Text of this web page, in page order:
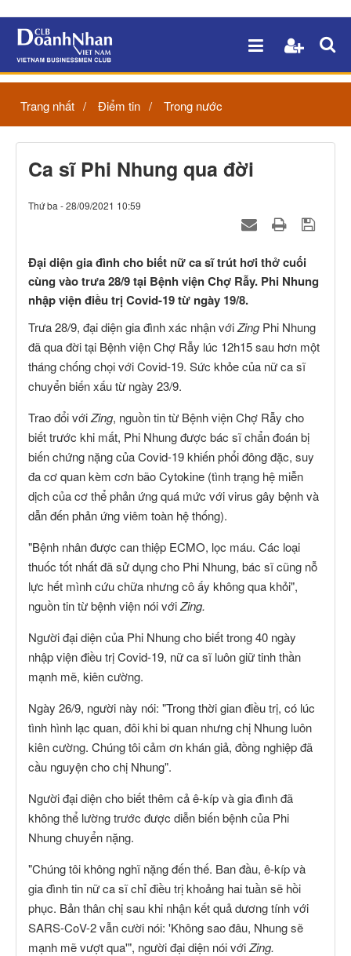
Trang nhất Điểm tin Trong nước
Ca sĩ Phi Nhung qua đời
Thứ ba - 28/09/2021 10:59
Đại diện gia đình cho biết nữ ca sĩ trút hơi thở cuối
cùng vào trưa 28/9 tại Bệnh viện Chợ Rẫy. Phi Nhung
nhập viện điều trị Covid-19 từ ngày 19/8.
Trưa 28/9, đại diện gia đình xác nhận vớiZingPhi Nhung
đã qua đời tại Bệnh viện Chợ Rẫy lúc 12h15 sau hơn một
tháng chống chọi với Covid-19. Sức khỏe của nữ ca sĩ
chuyển biến xấu từ ngày 23/9.
Trao đổi vớiZing, nguồn tin từ Bệnh viện Chợ Rẫy cho
biết trước khi mất, Phi Nhung được bác sĩ chẩn đoán bị
biến chứng nặng của Covid-19 khiến phổi đông đặc, suy
đa cơ quan kèm cơn bão Cytokine (tình trạng hệ miễn
dịch của cơ thể phản ứng quá mức với virus gây bệnh và
dẫn đến phản ứng viêm toàn hệ thống).
"Bệnh nhân được can thiệp ECMO, lọc máu. Các loại
thuốc tốt nhất đã sử dụng cho Phi Nhung, bác sĩ cũng nỗ
lực hết mình cứu chữa nhưng cô ấy không qua khỏi",
nguồn tin từ bệnh viện nói vớiZing.
Người đại diện của Phi Nhung cho biết trong 40 ngày
nhập viện điều trị Covid-19, nữ ca sĩ luôn giữ tinh thần
mạnh mẽ, kiên cường.
Ngày 26/9, người này nói: "Trong thời gian điều trị, có lúc
tình hình lạc quan, đôi khi bi quan nhưng chị Nhung luôn
kiên cường. Chúng tôi cảm ơn khán giả, đồng nghiệp đã
cầu nguyện cho chị Nhung".
Người đại diện cho biết thêm cả ê-kíp và gia đình đã
không thể lường trước được diễn biến bệnh của Phi
Nhung chuyển nặng.
"Chúng tôi không nghĩ nặng đến thế. Ban đầu, ê-kíp và
gia đình tin nữ ca sĩ chỉ điều trị khoảng hai tuần sẽ hồi
phục. Bản thân chị sau khi nhận kết quả dương tính với
SARS-CoV-2 vẫn cười nói: 'Không sao đâu, Nhung sẽ
mạnh mẽ vượt qua'", người đại diện nói vớiZing.